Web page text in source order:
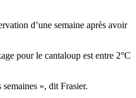
d’une semaine après avoir
pour le cantaloup est entre 2°C
», dit Frasier.